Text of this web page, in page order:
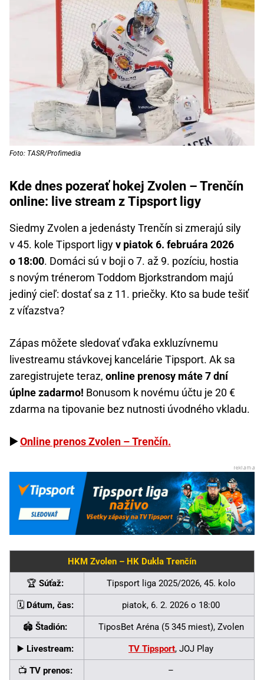
Foto: TASR/Profimedia
Kde dnes pozerať hokej Zvolen – Trenčín
online: live stream z Tipsport ligy
Siedmy Zvolen a jedenásty Trenčín si zmerajú sily
v 45. kole Tipsport ligyv piatok 6. februára 2026
o 18:00. Domáci sú v boji o 7. až 9. pozíciu, hostia
s novým trénerom Toddom Bjorkstrandom majú
jediný cieľ: dostať sa z 11. priečky. Kto sa bude tešiť
z víťazstva?
Zápas môžete sledovať vďaka exkluzívnemu
livestreamu stávkovej kancelárie Tipsport. Ak sa
zaregistrujete teraz, online prenosy máte 7 dní
úplne zadarmo! Bonusom k novému účtu je 20 €
zdarma na tipovanie bez nutnosti úvodného vkladu.
▶️Online prenos Zvolen – Trenčín.
HKM Zvolen – HK Dukla Trenčín
🏆 Súťaž: Tipsport liga 2025/2026, 45. kolo
🗓️ Dátum, čas: piatok, 6. 2. 2026 o 18:00
🏟️ Štadión: TiposBet Aréna (5 345 miest), Zvolen
▶️ Livestream: TV Tipsport, JOJ Play
📺 TV prenos: –